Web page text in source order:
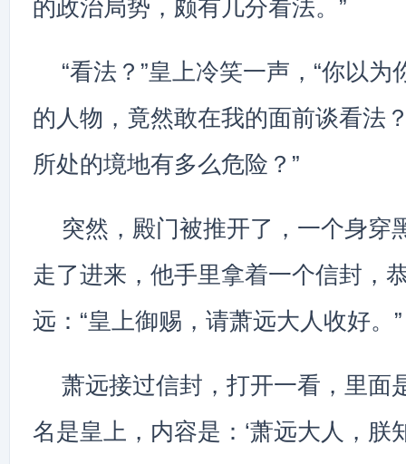
的政治局势，颇有几分看法。”
“看法？”皇上冷笑一声，“你以为
的人物，竟然敢在我的面前谈看法
所处的境地有多么危险？”
突然，殿门被推开了，一个身穿
走了进来，他手里拿着一个信封，
远：“皇上御赐，请萧远大人收好。”
萧远接过信封，打开一看，里面
名是皇上，内容是：‘萧远大人，朕